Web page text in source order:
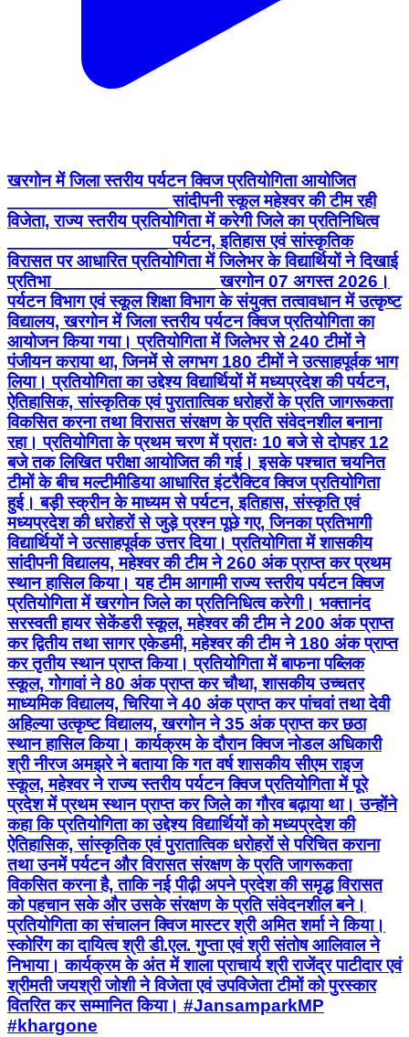
खरगोन में जिला स्तरीय पर्यटन क्विज प्रतियोगिता आयोजित
________________ सांदीपनी स्कूल महेश्वर की टीम रही
विजेता, राज्य स्तरीय प्रतियोगिता में करेगी जिले का प्रतिनिधित्व
________________ पर्यटन, इतिहास एवं सांस्कृतिक
विरासत पर आधारित प्रतियोगिता में जिलेभर के विद्यार्थियों ने दिखाई
प्रतिभा ________________ खरगोन 07 अगस्त 2026।
पर्यटन विभाग एवं स्कूल शिक्षा विभाग के संयुक्त तत्वावधान में उत्कृष्ट
विद्यालय, खरगोन में जिला स्तरीय पर्यटन क्विज प्रतियोगिता का
आयोजन किया गया। प्रतियोगिता में जिलेभर से 240 टीमों ने
पंजीयन कराया था, जिनमें से लगभग 180 टीमों ने उत्साहपूर्वक भाग
लिया। प्रतियोगिता का उद्देश्य विद्यार्थियों में मध्यप्रदेश की पर्यटन,
ऐतिहासिक, सांस्कृतिक एवं पुरातात्विक धरोहरों के प्रति जागरूकता
विकसित करना तथा विरासत संरक्षण के प्रति संवेदनशील बनाना
रहा। प्रतियोगिता के प्रथम चरण में प्रातः 10 बजे से दोपहर 12
बजे तक लिखित परीक्षा आयोजित की गई। इसके पश्चात चयनित
टीमों के बीच मल्टीमीडिया आधारित इंटरैक्टिव क्विज प्रतियोगिता
हुई। बड़ी स्क्रीन के माध्यम से पर्यटन, इतिहास, संस्कृति एवं
मध्यप्रदेश की धरोहरों से जुड़े प्रश्न पूछे गए, जिनका प्रतिभागी
विद्यार्थियों ने उत्साहपूर्वक उत्तर दिया। प्रतियोगिता में शासकीय
सांदीपनी विद्यालय, महेश्वर की टीम ने 260 अंक प्राप्त कर प्रथम
स्थान हासिल किया। यह टीम आगामी राज्य स्तरीय पर्यटन क्विज
प्रतियोगिता में खरगोन जिले का प्रतिनिधित्व करेगी। भक्तानंद
सरस्वती हायर सेकेंडरी स्कूल, महेश्वर की टीम ने 200 अंक प्राप्त
कर द्वितीय तथा सागर एकेडमी, महेश्वर की टीम ने 180 अंक प्राप्त
कर तृतीय स्थान प्राप्त किया। प्रतियोगिता में बाफना पब्लिक
स्कूल, गोगावां ने 80 अंक प्राप्त कर चौथा, शासकीय उच्चतर
माध्यमिक विद्यालय, चिरिया ने 40 अंक प्राप्त कर पांचवां तथा देवी
अहिल्या उत्कृष्ट विद्यालय, खरगोन ने 35 अंक प्राप्त कर छठा
स्थान हासिल किया। कार्यक्रम के दौरान क्विज नोडल अधिकारी
श्री नीरज अमझरे ने बताया कि गत वर्ष शासकीय सीएम राइज
स्कूल, महेश्वर ने राज्य स्तरीय पर्यटन क्विज प्रतियोगिता में पूरे
प्रदेश में प्रथम स्थान प्राप्त कर जिले का गौरव बढ़ाया था। उन्होंने
कहा कि प्रतियोगिता का उद्देश्य विद्यार्थियों को मध्यप्रदेश की
ऐतिहासिक, सांस्कृतिक एवं पुरातात्विक धरोहरों से परिचित कराना
तथा उनमें पर्यटन और विरासत संरक्षण के प्रति जागरूकता
विकसित करना है, ताकि नई पीढ़ी अपने प्रदेश की समृद्ध विरासत
को पहचान सके और उसके संरक्षण के प्रति संवेदनशील बने।
प्रतियोगिता का संचालन क्विज मास्टर श्री अमित शर्मा ने किया।
स्कोरिंग का दायित्व श्री डी.एल. गुप्ता एवं श्री संतोष आलिवाल ने
निभाया। कार्यक्रम के अंत में शाला प्राचार्य श्री राजेंद्र पाटीदार एवं
श्रीमती जयश्री जोशी ने विजेता एवं उपविजेता टीमों को पुरस्कार
वितरित कर सम्मानित किया। #JansamparkMP
#khargone